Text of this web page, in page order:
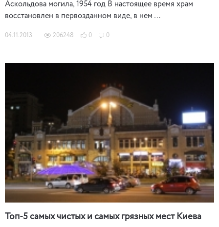
Аскольдова могила, 1954 год В настоящее время храм
восстановлен в первозданном виде, в нем …
04.11.2013 206248 0 0
Топ-5 самых чистых и самых грязных мест Киева